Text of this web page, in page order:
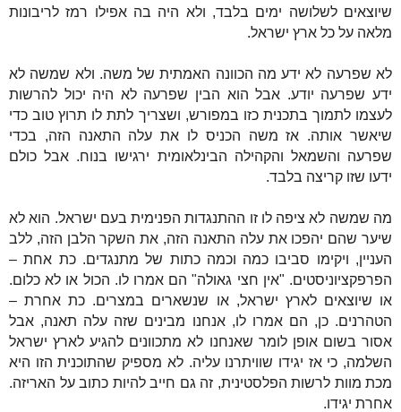
שיוצאים לשלושה ימים בלבד, ולא היה בה אפילו רמז לריבונות
מלאה על כל ארץ ישראל.
לא שפרעה לא ידע מה הכוונה האמתית של משה. ולא שמשה לא
ידע שפרעה יודע. אבל הוא הבין שפרעה לא היה יכול להרשות
לעצמו לתמוך בתכנית כזו במפורש, ושצריך לתת לו תרוץ טוב כדי
שיאשר אותה. אז משה הכניס לו את עלה התאנה הזה, בכדי
שפרעה והשמאל והקהילה הבינלאומית ירגישו בנוח. אבל כולם
ידעו שזו קריצה בלבד.
מה שמשה לא ציפה לו זו ההתנגדות הפנימית בעם ישראל. הוא לא
שיער שהם יהפכו את עלה התאנה הזה, את השקר הלבן הזה, ללב
העניין, ויקימו סביבו כמה וכמה כתות של מתנגדים. כת אחת –
הפרפקציוניסטים. "אין חצי גאולה" הם אמרו לו. הכול או לא כלום.
או שיוצאים לארץ ישראל, או שנשארים במצרים. כת אחרת –
הטהרנים. כן, הם אמרו לו, אנחנו מבינים שזה עלה תאנה, אבל
אסור בשום אופן לומר שאנחנו לא מתכוונים להגיע לארץ ישראל
השלמה, כי אז יגידו שוויתרנו עליה. לא מספיק שהתוכנית הזו היא
מכת מוות לרשות הפלסטינית, זה גם חייב להיות כתוב על האריזה.
אחרת יגידו.